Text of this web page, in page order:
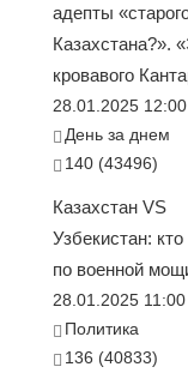
адепты
Казахстана?».
кровавого
28.01.2025 12:00
День за днем
140 (43496)
Казахстан VS
Узбекистан: кто
по военной
28.01.2025 11:00
Политика
136 (40833)